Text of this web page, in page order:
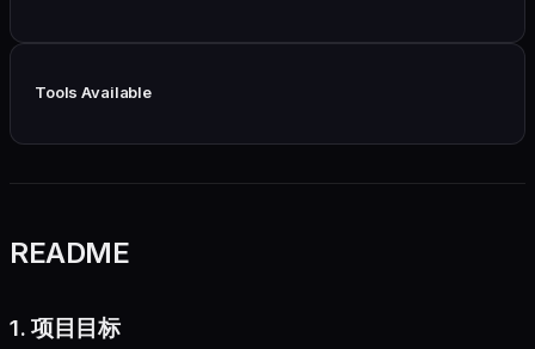
Tools Available
README
1. 项目目标